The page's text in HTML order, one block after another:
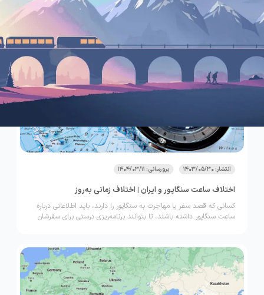
آخرین های ساعت کشور ها
انتشار: 1403/05/30 برورسانی: 1404/03/11
اختلاف ساعت سنگاپور و ایران | اختلاف زمانی به‌روز
کسانی که قصد سفر یا مهاجرت به سنگاپور را دارند، باید اطلاعاتی درباره
ساعت سنگاپور داشته باشند، تا بتوانند برنامه‌ریزی درستی برای سفرشان
لحظه آخر را تا انتها بخوانید.